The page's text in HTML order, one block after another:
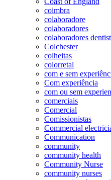
coimbra
colaboradore
colaboradores
colaboradores
Colchester
colheitas
colorretal
com e sem
Com experiência
com ou sem
comerciais
Comercial
Comissionistas
Commercial
Communication
community
community health
Community Nurse
community nurses